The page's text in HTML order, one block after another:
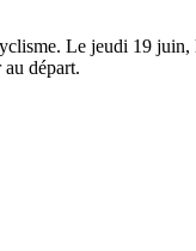
Le jeudi 19
départ.